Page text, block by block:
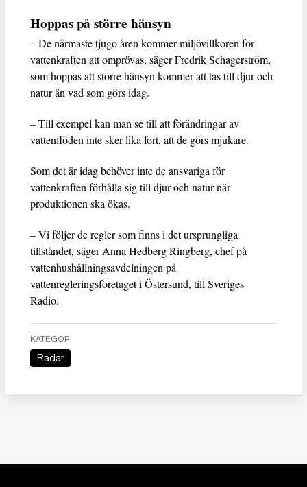
Hoppas på större hänsyn
– De närmaste tjugo åren kommer miljövillkoren för
vattenkraften att omprövas, säger Fredrik Schagerström,
som hoppas att större hänsyn kommer att tas till djur och
natur än vad som görs idag.
– Till exempel kan man se till att förändringar av
vattenflöden inte sker lika fort, att de görs mjukare.
Som det är idag behöver inte de ansvariga för
vattenkraften förhålla sig till djur och natur när
produktionen ska ökas.
– Vi följer de regler som finns i det ursprungliga
tillståndet, säger Anna Hedberg Ringberg, chef på
vattenhushållningsavdelningen på
vattenregleringsföretaget i Östersund, till Sveriges
Radio.
KATEGORI
Radar